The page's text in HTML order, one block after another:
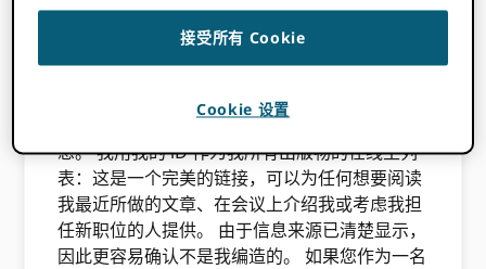
录。 它允许您将所有这些数据链接到一个关于您
自己的方便页面中，然后您可以与他人公开共
享，或保留给自己。 受信任的组织还可以与
ORCID，您可以选择与他们共享您记录中的信
息。 我用我的 iD 作为我所有出版物的在线主列
表：这是一个完美的链接，可以为任何想要阅读
我最近所做的文章、在会议上介绍我或考虑我担
任新职位的人提供。 由于信息来源已清楚显示，
因此更容易确认不是我编造的。 如果您作为一名
接受所有 Cookie
Cookie 设置